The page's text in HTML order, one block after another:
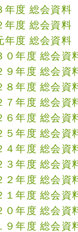
年度 総会資料
年度 総会資料
年度 総会資料
０年度 総会資
９年度 総会資
８年度 総会資
７年度 総会資
６年度 総会資
５年度 総会資
４年度 総会資
３年度 総会資
２年度 総会資
１年度 総会資
０年度 総会資
９年度 総会資